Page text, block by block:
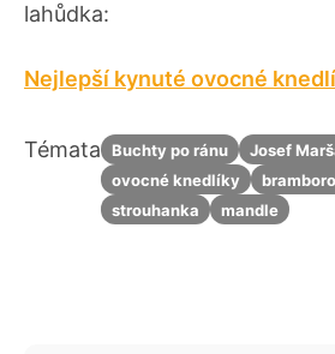
lahůdka:
Nejlepší kynuté ovocné
Témata Buchty po ránu Josef
ovocné knedlíky
strouhanka
mandle